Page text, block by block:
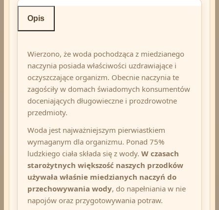
Opis
Wierzono, że woda pochodząca z miedzianego
naczynia posiada właściwości uzdrawiające i
oczyszczające organizm. Obecnie naczynia te
zagościły w domach świadomych konsumentów
doceniających długowieczne i prozdrowotne
przedmioty.
Woda jest najważniejszym pierwiastkiem
wymaganym dla organizmu. Ponad 75%
ludzkiego ciała składa się z wody. W czasach
starożytnych większość naszych przodków
używała właśnie miedzianych naczyń do
przechowywania wody, do napełniania w nie
napojów oraz przygotowywania potraw.